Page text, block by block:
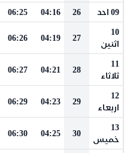
09 احد 26
04:16
06:25
10
اثنين
27
04:19
06:26
11
ثلاثاء
28
04:21
06:27
12
اربعاء
29
04:23
06:29
13
خميس
30
04:25
06:30